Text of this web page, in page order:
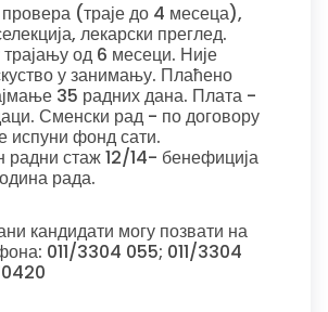
(траје до 4 месеца),
лекарски преглед.
од 6 месеци. Није
у занимању. Плаћено
35 радних дана. Плата -
Сменски рад - по договору
испуни фонд сати.
стаж 12/14- бенефиција
рада.
кандидати могу позвати на
011/3304 055; 011/3304